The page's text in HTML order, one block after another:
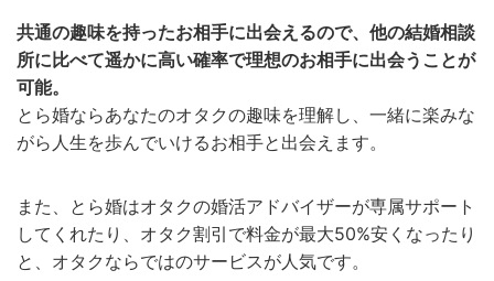
共通の趣味を持ったお相手に出会えるので、他の結婚相談
所に比べて遥かに高い確率で理想のお相手に出会うことが
可能。
とら婚ならあなたのオタクの趣味を理解し、一緒に楽みな
がら人生を歩んでいけるお相手と出会えます。
また、とら婚はオタクの婚活アドバイザーが専属サポート
してくれたり、オタク割引で料金が最大50%安くなったり
と、オタクならではのサービスが人気です。